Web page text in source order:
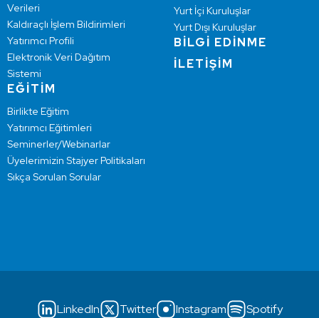
Verileri
Kaldıraçlı İşlem Bildirimleri
Yatırımcı Profili
Elektronik Veri Dağıtım
Sistemi
EĞİTİM
Birlikte Eğitim
Yatırımcı Eğitimleri
Seminerler/Webinarlar
Üyelerimizin Stajyer Politikaları
Sıkça Sorulan Sorular
Yurt İçi Kuruluşlar
Yurt Dışı Kuruluşlar
BİLGİ EDİNME
İLETİŞİM
LinkedIn Twitter Instagram
Spotify